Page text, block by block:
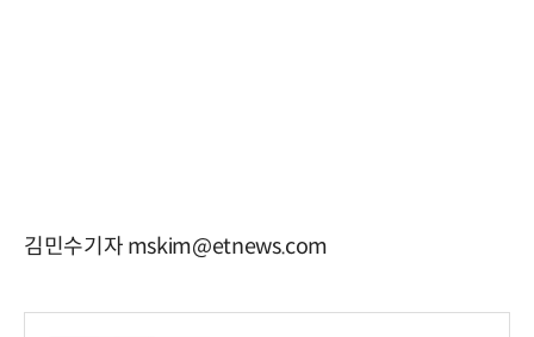
김민수기자 mskim@etnews.com